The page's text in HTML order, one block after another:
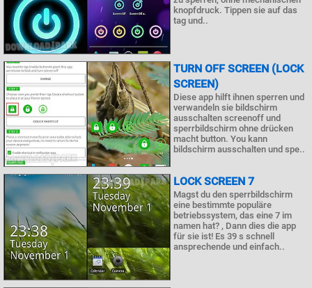
knopfdruck. Tippen sie auf das
tag und..
TURN OFF SCREEN (LOCK
SCREEN)
Diese app hilft ihnen sperren und
verwandeln sie bildschirm
ausschalten screenoff und
sperrbildschirm ohne drücken
macht button. You kann
bildschirm ausschalten und spe..
LOCK SCREEN 7
Magst du den sperrbildschirm
eine bestimmte populäre
betriebssystem, das eine 7 im
namen hat? , Dann dies die app
für sie ist! Es 39 s schnell
ansprechende und einfach..